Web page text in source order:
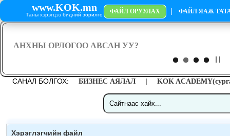
www.KOK.mn
Таны хэрэгцээ бидний зорилго ФАЙЛ ОРУУЛАХ | ФАЙЛ ЯАЖ
САНАЛ БОЛГОХ: БИЗНЕС АЯЛАЛ | KOK
Хэрэглэгчийн файл